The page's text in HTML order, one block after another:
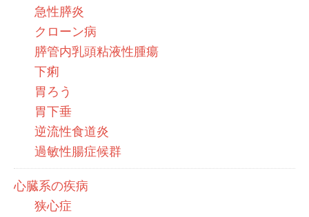
急性膵炎
クローン病
膵管内乳頭粘液性腫瘍
下痢
胃ろう
胃下垂
逆流性食道炎
過敏性腸症候群
心臓系の疾病
狭心症